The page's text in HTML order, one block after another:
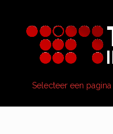
Selecteer een pagina